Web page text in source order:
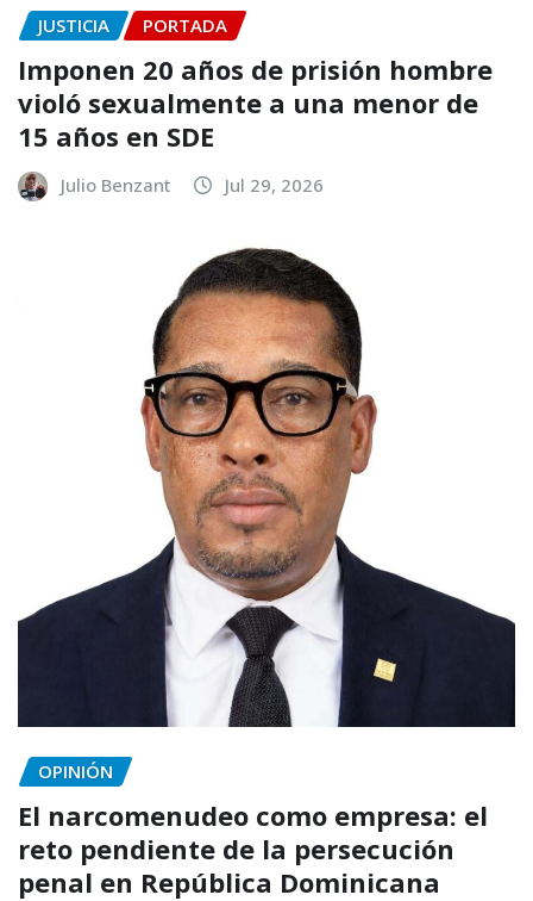
JUSTICIA PORTADA
Imponen 20 años de prisión hombre
violó sexualmente a una menor de
15 años en SDE
Julio Benzant Jul 29, 2026
OPINIÓN
El narcomenudeo como empresa: el
reto pendiente de la persecución
penal en República Dominicana